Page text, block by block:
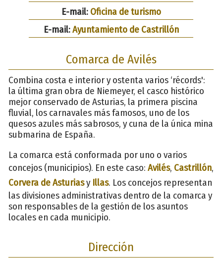
E-mail: Oficina de turismo
E-mail:Ayuntamiento de Castrillón
Comarca de Avilés
Combina costa e interior y ostenta varios ‘récords':
la última gran obra de Niemeyer, el casco histórico
mejor conservado de Asturias, la primera piscina
fluvial, los carnavales más famosos, uno de los
quesos azules más sabrosos, y cuna de la única mina
submarina de España.
La comarca está conformada por uno o varios
concejos (municipios). En este caso: Avilés, Castrillón,
Corvera de Asturiasy Illas. Los concejos representan
las divisiones administrativas dentro de la comarca y
son responsables de la gestión de los asuntos
locales en cada municipio.
Dirección